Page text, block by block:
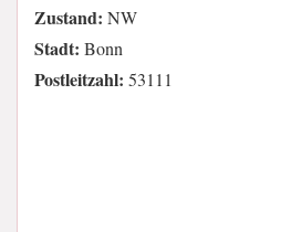
Zustand: NW
Stadt: Bonn
Postleitzahl: 53111